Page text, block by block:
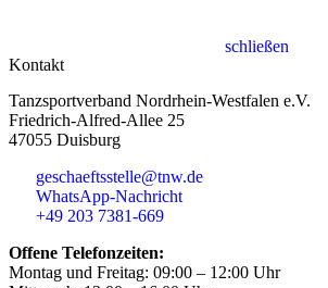
schließen
Kontakt
Tanzsportverband Nordrhein-Westfalen e.V.
Friedrich-Alfred-Allee 25
47055 Duisburg
geschaeftsstelle@tnw.de
WhatsApp-Nachricht
+49 203 7381-669
Offene Telefonzeiten:
Montag und Freitag: 09:00 – 12:00 Uhr